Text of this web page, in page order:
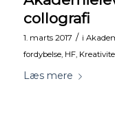
collografi
1. marts 2017 / i
fordybelse, HF,
Læs mere